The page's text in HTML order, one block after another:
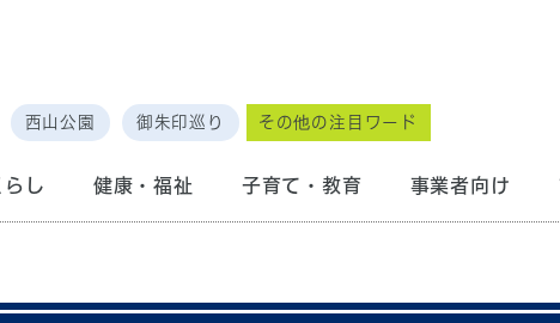
西山公園 御朱印巡り その他の注目ワード
らし 健康・福祉 子育て・教育 事業者向け